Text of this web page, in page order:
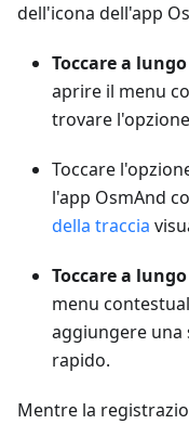
dell'icona dell'app
Toccare a lungo
aprire il menu
trovare l'opzione
Toccare
l'app OsmAnd
della traccia
Toccare a lungo
menu
aggiungere una
rapido.
Mentre la